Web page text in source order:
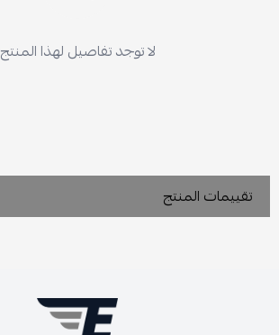
لا توجد تفاصيل لهذا المنتج
تقييمات المنتج